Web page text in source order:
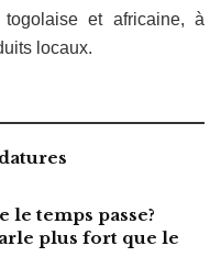
et africaine, à
locaux.
le temps passe?
plus fort que le